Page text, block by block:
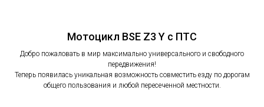
Мотоцикл BSE Z3 Y с ПТС
Добро пожаловать в мир максимально универсального и свободного
передвижения!
Теперь появилась уникальная возможность совместить езду по дорогам
общего пользования и любой пересеченной местности.